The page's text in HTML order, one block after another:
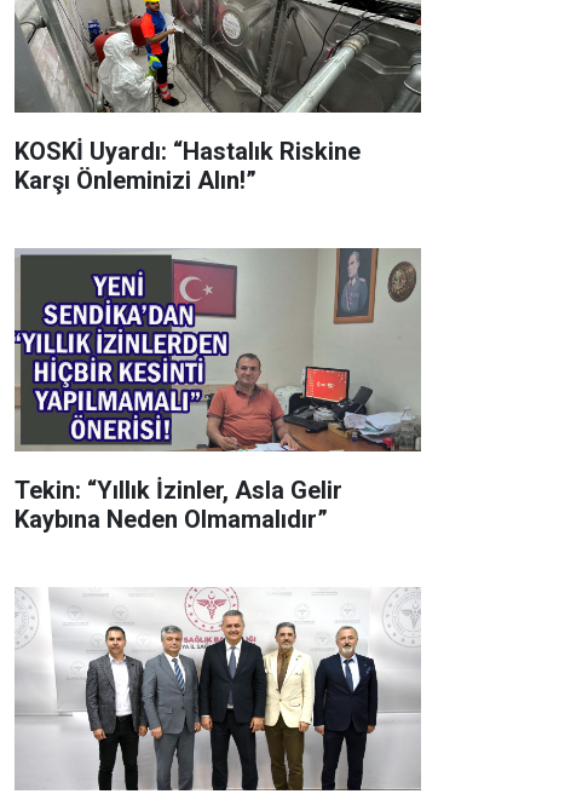
KOSKİ Uyardı: “Hastalık Riskine
Karşı Önleminizi Alın!”
Tekin: “Yıllık İzinler, Asla Gelir
Kaybına Neden Olmamalıdır”